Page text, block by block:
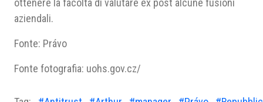
ottenere la facoltà di valutare ex post alcune fusioni
aziendali.
Fonte: Právo
Fonte fotografia: uohs.gov.cz/